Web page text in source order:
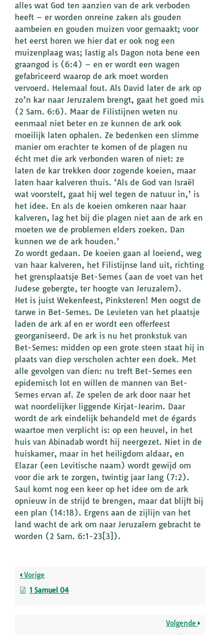
alles wat God ten aanzien van de ark verboden
heeft – er worden onreine zaken als gouden
aambeien en gouden muizen voor gemaakt; voor
het eerst horen we hier dat er ook nog een
muizenplaag was; lastig als Dagon nota bene een
graangod is (6:4) – en er wordt een wagen
gefabriceerd waarop de ark moet worden
vervoerd. Helemaal fout. Als David later de ark op
zo’n kar naar Jeruzalem brengt, gaat het goed mis
(2 Sam. 6:6). Maar de Filistijnen weten nu
eenmaal niet beter en ze kunnen de ark ook
moeilijk laten ophalen. Ze bedenken een slimme
manier om erachter te komen of de plagen nu
écht met die ark verbonden waren of niet: ze
laten de kar trekken door zogende koeien, maar
laten haar kalveren thuis. ‘Als de God van Israël
wat voorstelt, gaat hij wel tegen de natuur in,’ is
het idee. En als de koeien omkeren naar haar
kalveren, lag het bij die plagen niet aan de ark en
moeten we de problemen elders zoeken. Dan
kunnen we de ark houden.’
Zo wordt gedaan. De koeien gaan al loeiend, weg
van haar kalveren, het Filistijnse land uit, richting
het grensplaatsje Bet-Semes (aan de voet van het
Judese gebergte, ter hoogte van Jeruzalem).
Het is juist Wekenfeest, Pinksteren! Men oogst de
tarwe in Bet-Semes. De Levieten van het plaatsje
laden de ark af en er wordt een offerfeest
georganiseerd. De ark is nu het pronkstuk van
Bet-Semes: midden op een grote steen staat hij in
plaats van diep verscholen achter een doek. Met
alle gevolgen van dien: nu treft Bet-Semes een
epidemisch lot en willen de mannen van Bet-
Semes ervan af. Ze spelen de ark door naar het
wat noordelijker liggende Kirjat-Jearim. Daar
wordt de ark eindelijk behandeld met de égards
waartoe men verplicht is: op een heuvel, in het
huis van Abinadab wordt hij neergezet. Niet in de
huiskamer, maar in het heiligdom aldaar, en
Elazar (een Levitische naam) wordt gewijd om
voor die ark te zorgen, twintig jaar lang (7:2).
Saul komt nog een keer op het idee om de ark
opnieuw in de strijd te brengen, maar dat blijft bij
een plan (14:18). Ergens aan de zijlijn van het
land wacht de ark om naar Jeruzalem gebracht te
worden (2 Sam. 6:1-23[3]).
Vorige
1 Samuel 04
Volgende